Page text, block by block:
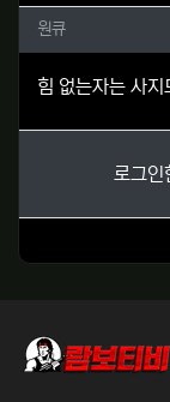
원큐님의
원큐
힘 없는자는 사지
로그인